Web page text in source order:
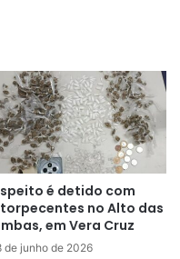
é detido com
no Alto das
em Vera Cruz
de junho de 2026